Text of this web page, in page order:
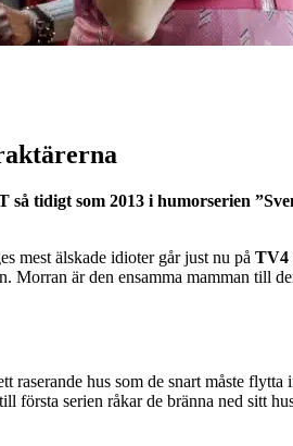
tidigt som 2013 i humorserien
mest älskade idioter går just nu på TV4
Morran är den ensamma mamman till
raserande hus som de snart måste
första serien råkar de bränna ned sitt